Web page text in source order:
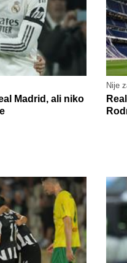
Madrid, ali niko
Nije